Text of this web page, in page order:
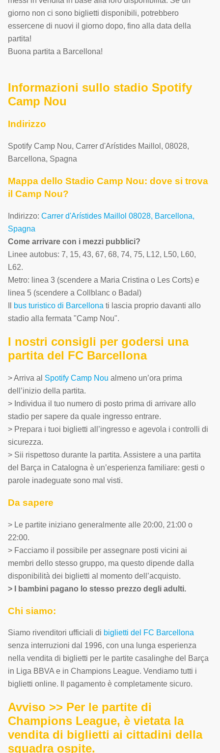
giorno non ci sono biglietti disponibili, potrebbero
essercene di nuovi il giorno dopo, fino alla data della
partita!
Buona partita a Barcellona!
Informazioni sullo stadio Spotify
Camp Nou
Indirizzo
Spotify Camp Nou, Carrer d'Arístides Maillol , 08028,
Barcellona, Spagna
Mappa dello Stadio Camp Nou: dove si trova
il Camp Nou?
Indirizzo: Carrer d'Arístides Maillol 08028, Barcellona,
Spagna
Come arrivare con i mezzi pubblici?
Linee autobus: 7, 15, 43, 67, 68, 74, 75, L12, L50, L60,
L62.
Metro: linea 3 (scendere a Maria Cristina o Les Corts) e
linea 5 (scendere a Collblanc o Badal)
bus turistico di Barcellona ti lascia proprio davanti allo
stadio alla fermata "Camp Nou".
I nostri consigli per godersi una
partita del FC Barcellona
> Arriva al Spotify Camp Nou almeno un’ora prima
dell’inizio della partita.
> Individua il tuo numero di posto prima di arrivare allo
stadio per sapere da quale ingresso entrare.
> Prepara i tuoi biglietti all’ingresso e agevola i controlli di
sicurezza.
> Sii rispettoso durante la partita. Assistere a una partita
del Barça in Catalogna è un’esperienza familiare: gesti o
parole inadeguate sono mal visti.
Da sapere
> Le partite iniziano generalmente alle 20:00, 21:00 o
22:00.
> Facciamo il possibile per assegnare posti vicini ai
membri dello stesso gruppo, ma questo dipende dalla
disponibilità dei biglietti al momento dell’acquisto.
> I bambini pagano lo stesso prezzo degli adulti.
Chi siamo:
Siamo rivenditori ufficiali di biglietti del FC Barcellona
senza interruzioni dal 1996, con una lunga esperienza
nella vendita di biglietti per le partite casalinghe del Barça
in Liga BBVA e in Champions League. Vendiamo tutti i
biglietti online. Il pagamento è completamente sicuro.
Avviso >> Per le partite di
Champions League, è vietata la
vendita di biglietti ai cittadini della
squadra ospite.